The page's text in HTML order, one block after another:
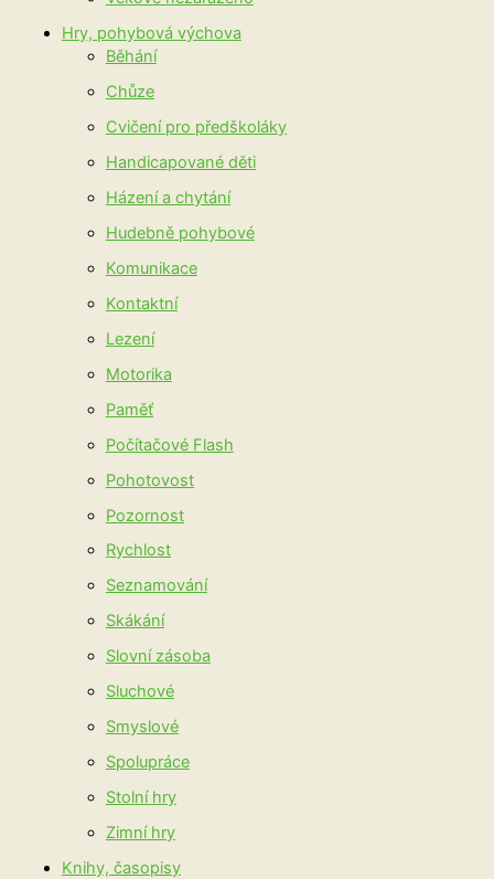
Hry, pohybová výchova
Běhání
Chůze
Cvičení pro předškoláky
Handicapované děti
Házení a chytání
Hudebně pohybové
Komunikace
Kontaktní
Lezení
Motorika
Paměť
Počítačové Flash
Pohotovost
Pozornost
Rychlost
Seznamování
Skákání
Slovní zásoba
Sluchové
Smyslové
Spolupráce
Stolní hry
Zimní hry
Knihy, časopisy